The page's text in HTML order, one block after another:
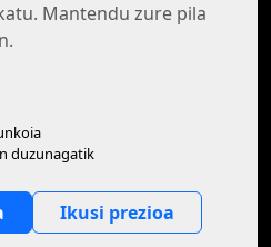
Mantendu zure pila
duzunagatik
Ikusi prezioa